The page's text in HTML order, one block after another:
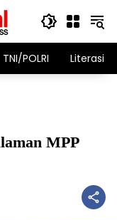
TNI/POLRI Literasi
MPP